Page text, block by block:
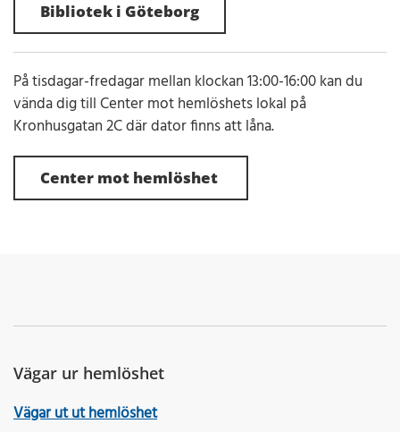
Bibliotek i Göteborg
På tisdagar-fredagar mellan klockan 13:00-16:00 kan du
vända dig till Center mot hemlöshets lokal på
Kronhusgatan 2C där dator finns att låna.
Center mot hemlöshet
Vägar ur hemlöshet
Vägar ut ut hemlöshet